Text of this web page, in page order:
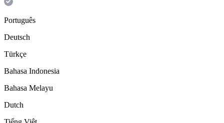
Português
Deutsch
Türkçe
Bahasa Indonesia
Bahasa Melayu
Dutch